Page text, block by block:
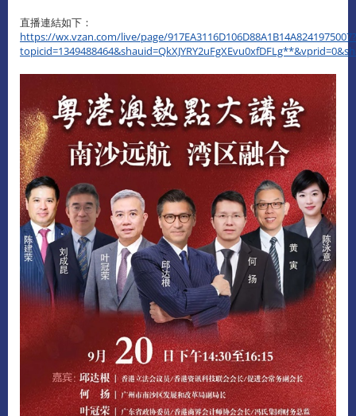
直播連結如下：
https://wx.vzan.com/live/page/917EA3116D106D88A1B14A8241975007?